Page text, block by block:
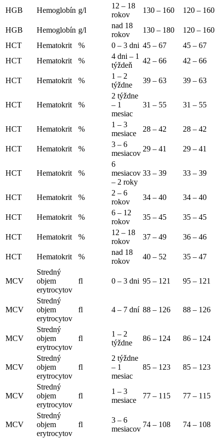
HGB Hemoglobín g/l
12 – 18
rokov
130 – 160 120 – 160
HGB Hemoglobín g/l
nad 18
rokov
130 – 180
120 – 160
HCT
Hematokrit % 0 – 3 dni 45 – 67
45 – 67
HCT
Hematokrit %
4 dni – 1
týždeň
42 – 66 42 – 66
HCT Hematokrit %
1 – 2
týždne
39 – 63 39 – 63
HCT Hematokrit %
2 týždne
– 1
mesiac
31 – 55 31 – 55
HCT Hematokrit %
1 – 3
mesiace
28 – 42 28 – 42
HCT Hematokrit %
3 – 6
mesiacov
29 – 41 29 – 41
HCT Hematokrit %
6
mesiacov
– 2 roky
33 – 39 33 – 39
HCT Hematokrit %
2 – 6
rokov
34 – 40 34 – 40
HCT Hematokrit %
6 – 12
rokov
35 – 45 35 – 45
HCT Hematokrit %
12 – 18
rokov
37 – 49 36 – 46
HCT Hematokrit %
nad 18
rokov
40 – 52 35 – 47
MCV
Stredný
objem
erytrocytov
fl 0 – 3 dni 95 – 121 95 – 121
MCV
Stredný
objem
erytrocytov
fl 4 – 7 dní 88 – 126 88 – 126
MCV
Stredný
objem
erytrocytov
fl
1 – 2
týždne
86 – 124 86 – 124
MCV
Stredný
objem
erytrocytov
fl
2 týždne
– 1
mesiac
85 – 123 85 – 123
MCV
Stredný
objem
erytrocytov
fl
1 – 3
mesiace
77 – 115 77 – 115
MCV
Stredný
objem
erytrocytov
fl
3 – 6
mesiacov
74 – 108 74 – 108